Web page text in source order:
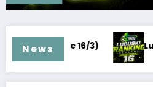
News
16/2) Lubuski